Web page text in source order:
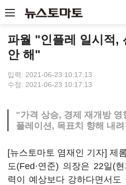
파월 "인플레 일시적,
안 해"
입력: 2021-06-23 10:17:13
수정: 2021-06-23 10:17:13
"가격 상승, 경제 재개방
플레이션, 목표치 향해 내
[뉴스토마토 염재인 기자] 제
도(Fed·연준) 의장은 22일(
력이 예상보다 강하다면서도